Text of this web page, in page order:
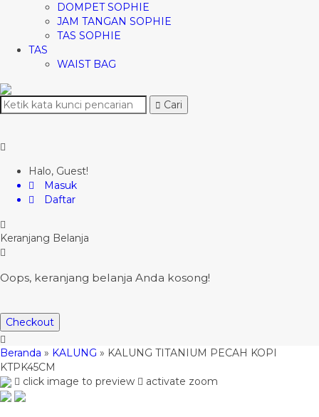
DOMPET SOPHIE
JAM TANGAN SOPHIE
TAS SOPHIE
TAS
WAIST BAG
Cari
Halo, Guest!
Masuk
Daftar
Keranjang Belanja
Oops, keranjang belanja Anda kosong!
Checkout
Beranda » KALUNG » KALUNG TITANIUM PECAH KOPI
KTPK45CM
click image to preview
activate zoom